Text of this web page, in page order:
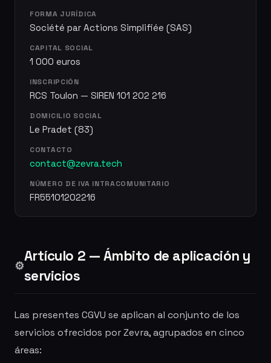
FORMA JURÍDICA
Société par Actions Simplifiée (SAS)
CAPITAL SOCIAL
1 000 euros
INSCRIPCIÓN
RCS Toulon — SIREN 101 202 216
DOMICILIO SOCIAL
Le Pradet (83)
CONTACTO
contact@zevra.tech
NÚMERO DE IVA INTRACOMUNITARIO
FR55101202216
⚙️
Artículo 2 — Ámbito de aplicación y
servicios
Las presentes CGVU se aplican al conjunto de los
servicios ofrecidos por Zevra, agrupados en cinco
áreas: